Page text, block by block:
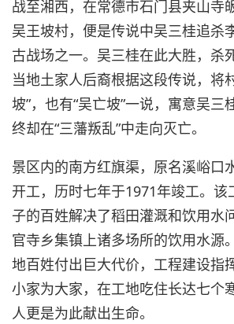
战至湘西，在常德市石门县夹山寺
吴王坡村，便是传说中吴三桂追杀
古战场之一。吴三桂在此大胜，杀
当地土家人后裔根据这段传说，将
坡”，也有“吴亡坡”一说，寓意吴三
终却在“三藩叛乱”中走向灭亡。
景区内的南方红旗渠，原名溪峪口
开工，历时七年于1971年竣工。该
子的百姓解决了稻田灌溉和饮用水
官寺乡集镇上诸多场所的饮用水源
地百姓付出巨大代价，工程建设指
小家为大家，在工地吃住长达七个
人更是为此献出生命。